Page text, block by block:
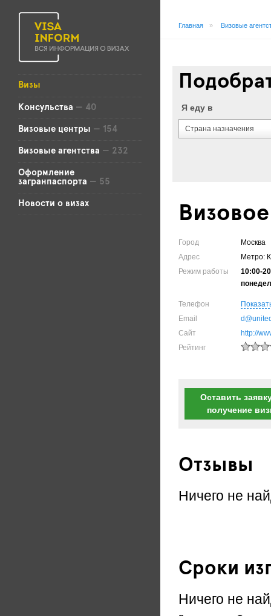
Визы
Консульства — 40
Визовые центры — 154
Визовые агентства — 232
Оформление
загранпаспорта — 55
Новости о визах
Главная » Визовые
Я еду в
Страна назначения
Визовое
Город
Москва
Адрес
Метро:
Режим работы
10:00-
Телефон
Email
Сайт
http://
Рейтинг
Оставить
получение
Отзывы
Ничего не
Сроки
Ничего не